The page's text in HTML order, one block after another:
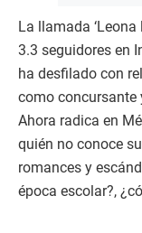
La llamada ‘Leona
3.3 seguidores en
ha desfilado con
como concursante
Ahora radica en
quién no conoce
romances y
época escolar?,